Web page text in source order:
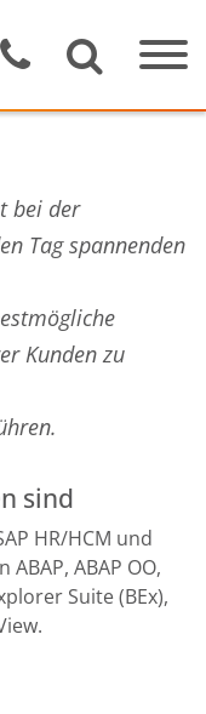
bei der
Tag spannenden
Kunden zu
sind
HR/HCM und
ABAP OO,
Suite (BEx),